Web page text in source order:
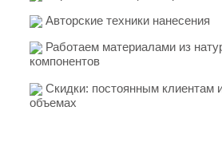
Авторские техники нанесения
Работаем материалами из
компонентов
Скидки: постоянным клиентам
объемах